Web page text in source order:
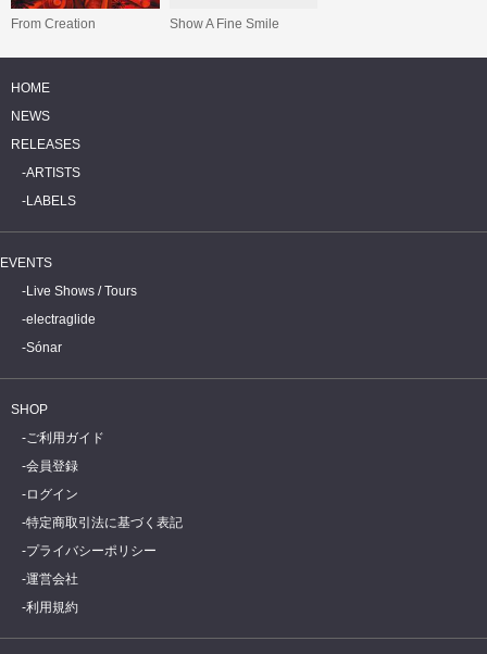
From Creation Show A Fine Smile
HOME
NEWS
RELEASES
ARTISTS
LABELS
EVENTS
Live Shows / Tours
electraglide
Sónar
SHOP
ご利用ガイド
会員登録
ログイン
特定商取引法に基づく表記
プライバシーポリシー
運営会社
利用規約